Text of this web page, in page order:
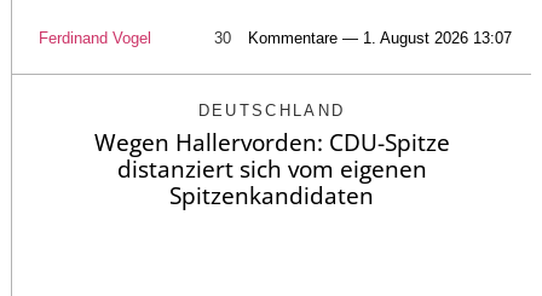
Ferdinand Vogel 30 Kommentare — 1. August 2026 13:07
DEUTSCHLAND
Wegen Hallervorden: CDU-Spitze
distanziert sich vom eigenen
Spitzenkandidaten